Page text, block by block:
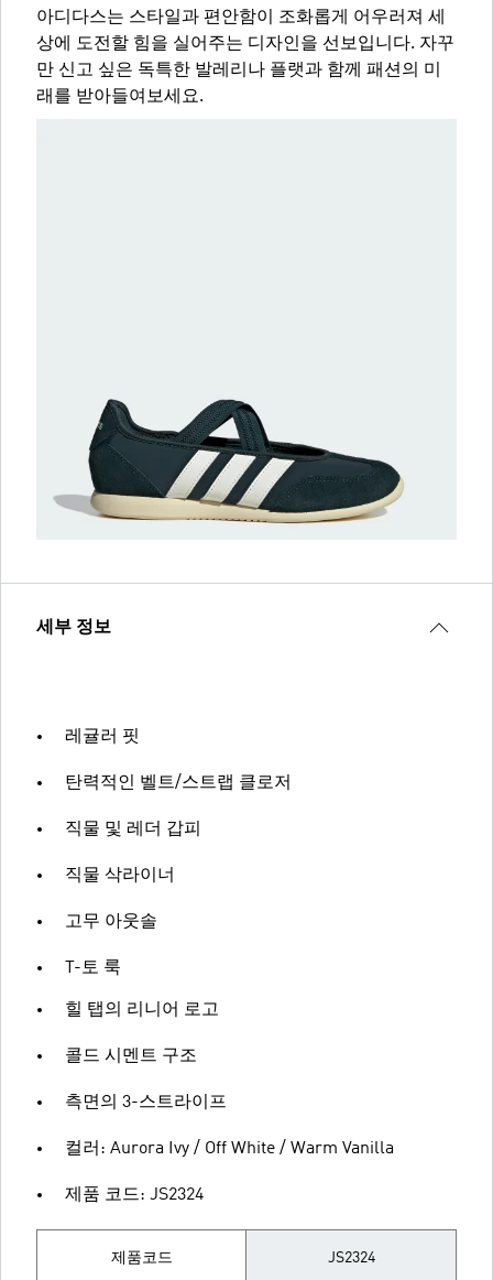
아디다스는 스타일과 편안함이 조화롭게 어우러져 세
상에 도전할 힘을 실어주는 디자인을 선보입니다. 자꾸
만 신고 싶은 독특한 발레리나 플랫과 함께 패션의 미
래를 받아들여보세요.
세부 정보
레귤러 핏
탄력적인 벨트/스트랩 클로저
직물 및 레더 갑피
직물 삭라이너
고무 아웃솔
T-토 룩
힐 탭의 리니어 로고
콜드 시멘트 구조
측면의 3-스트라이프
컬러: Aurora Ivy / Off White / Warm Vanilla
제품 코드: JS2324
제품코드 JS2324